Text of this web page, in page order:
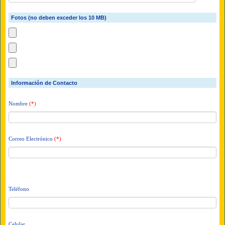
Fotos (no deben exceder los 10 MB)
Información de Contacto
Nombre (*)
Correo Electrónico (*)
Teléfono